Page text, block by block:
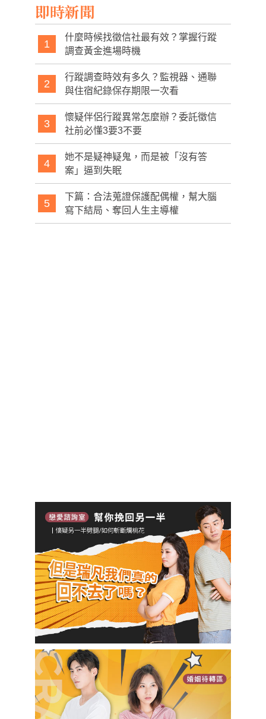
即時新聞
1
什麼時候找徵信社最有效？掌握行蹤
調查黃金進場時機
2
行蹤調查時效有多久？監視器、通聯
與住宿紀錄保存期限一次看
3
懷疑伴侶行蹤異常怎麼辦？委託徵信
社前必懂3要3不要
4
她不是疑神疑鬼，而是被「沒有答
案」逼到失眠
5
下篇：合法蒐證保護配偶權，幫大腦
寫下結局、奪回人生主導權